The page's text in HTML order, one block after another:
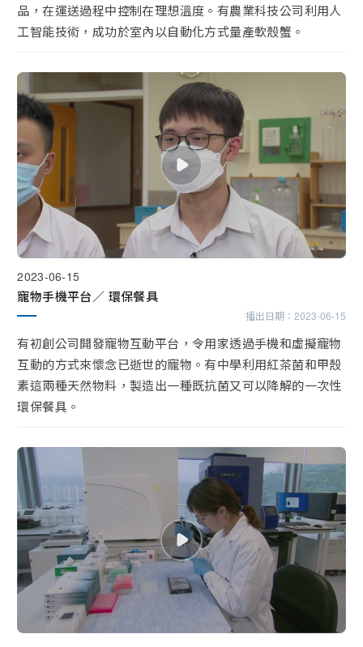
品，在運送過程中控制在理想溫度。有農業科技公司利用人
工智能技術，成功於室內以自動化方式量產軟殼蟹。
2023-06-15
寵物手機平台／ 環保餐具
播出日期： 2023-06-15
有初創公司開發寵物互動平台，令用家透過手機和虛擬寵物
互動的方式來懷念已逝世的寵物。有中學利用紅茶菌和甲殼
素這兩種天然物料，製造出一種既抗菌又可以降解的一次性
環保餐具。